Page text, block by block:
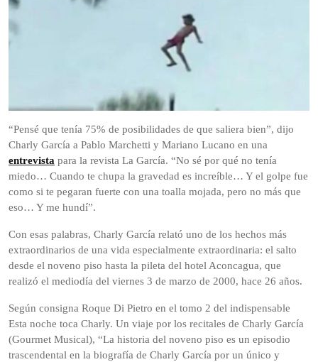
“Pensé que tenía 75% de posibilidades de que saliera bien”, dijo
Charly García a Pablo Marchetti y Mariano Lucano en una
entrevista para la revista La García. “No sé por qué no tenía
miedo… Cuando te chupa la gravedad es increíble… Y el golpe fue
como si te pegaran fuerte con una toalla mojada, pero no más que
eso… Y me hundí”.
Con esas palabras, Charly García relató uno de los hechos más
extraordinarios de una vida especialmente extraordinaria: el salto
desde el noveno piso hasta la pileta del hotel Aconcagua, que
realizó el mediodía del viernes 3 de marzo de 2000, hace 26 años.
Según consigna Roque Di Pietro en el tomo 2 del indispensable
Esta noche toca Charly. Un viaje por los recitales de Charly García
(Gourmet Musical), “La historia del noveno piso es un episodio
trascendental en la biografía de Charly García por un único y